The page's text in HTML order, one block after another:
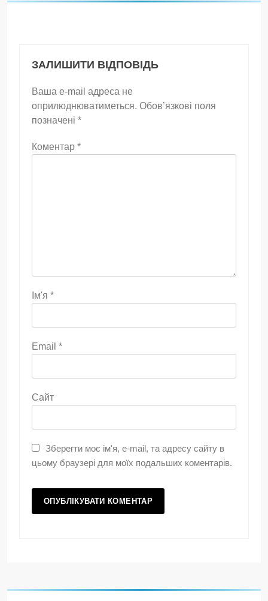
ЗАЛИШИТИ ВІДПОВІДЬ
Ваша e-mail адреса не
оприлюднюватиметься. Обов’язкові поля
позначені *
Коментар *
Ім'я *
Email *
Сайт
Зберегти моє ім'я, e-mail, та адресу сайту в
цьому браузері для моїх подальших коментарів.